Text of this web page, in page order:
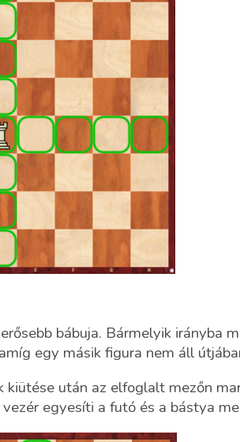
bábuja. Bármelyik irányba
egy másik figura nem áll
kiütése után az elfoglalt mezőn
egyesíti a futó és a bástya